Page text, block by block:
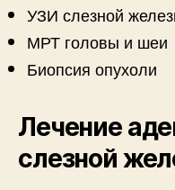
УЗИ слезной
МРТ головы и шеи
Биопсия опухоли
Лечение
слезной